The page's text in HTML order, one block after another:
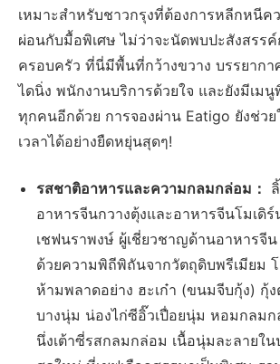
เหมาะสำหรับชาวกรุงที่ต้องการหลีกหนีค
ผ่อนกับมื้อพิเศษ ไม่ว่าจะนัดพบปะสังสรร
ครอบครัว ที่นี่มีพื้นที่กว้างขวาง บรรยาก
ไดนิ่ง พนักงานบริการด้วยใจ และยังมีเม
ทุกคนอีกด้วย การจองผ่าน Eatigo ยังช่ว
เวลาได้อย่างยืดหยุ่นสุดๆ!
รสชาติอาหารและความกลมกล่อม：
อาหารจีนกวางตุ้งและอาหารจีนโมเดิ
เชฟนราพงษ์ ผู้เชี่ยวชาญด้านอาหารจี
ด้วยความพิถีพิถันจากวัตถุดิบพรีเมียม โ
ห้ามพลาดอย่าง ฮะเก๋า (ขนมจีบกุ้ง) กุ้ง
บางนุ่ม น่องไก่ซีอิ๊วเปื่อยนุ่ม หอมกลม
นึ่งเต้าซี่รสกลมกล่อม เนื้อนุ่มละลายใน